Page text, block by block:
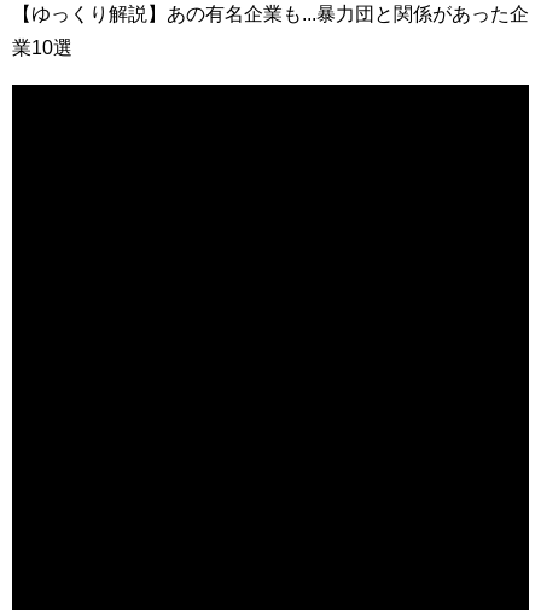
【ゆっくり解説】あの有名企業も...暴力団と関係があった企
業10選